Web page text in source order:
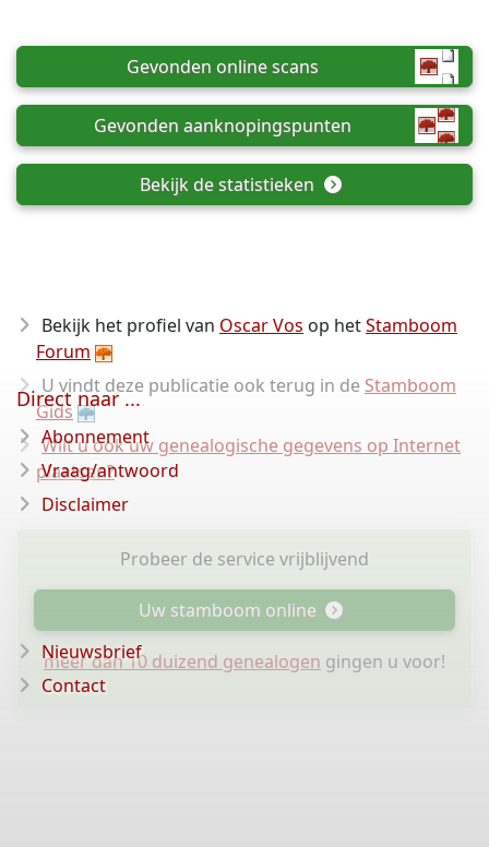
Gevonden online scans
Gevonden aanknopingspunten
Bekijk de statistieken
Bekijk het profiel van Oscar Vos op hetStamboom
Forum
U vindt deze publicatie ook terug in de Stamboom
Gids
Wilt u ook uw genealogische gegevens op Internet
plaatsen?
Probeer de service vrijblijvend
Uw stamboom online
meer dan 10 duizend genealogen gingen u voor!
Direct naar ...
Abonnement
Vraag/antwoord
Disclaimer
Nieuwsbrief
Contact